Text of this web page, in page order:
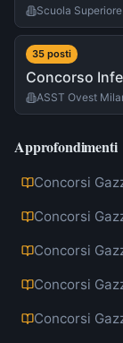
Scuola
35 posti
Concorso
ASST Ovest
Approfondimenti
Concorsi
Concorsi
Concorsi
Concorsi
Concorsi